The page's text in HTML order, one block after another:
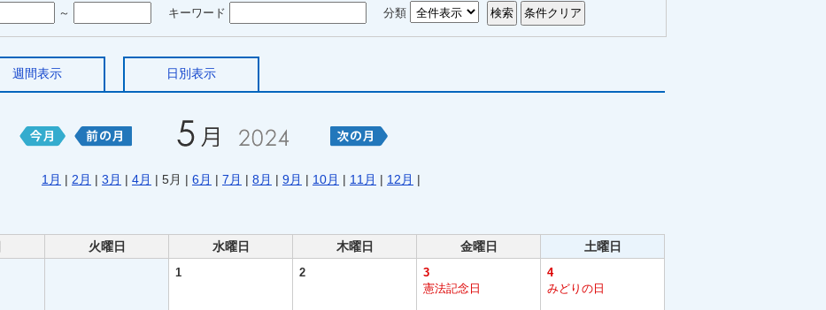
～ キーワード 分類
週間表示 日別表示
1月 | 2月 | 3月 | 4月 | 5月 | 6月 | 7月 | 8月 | 9月 | 10月 | 11月 | 12月 |
火曜日 水曜日 木曜日 金曜日 土曜日
1 2
3
憲法記念日
4
みどりの日